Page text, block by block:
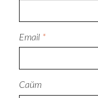
Email *
Сайт